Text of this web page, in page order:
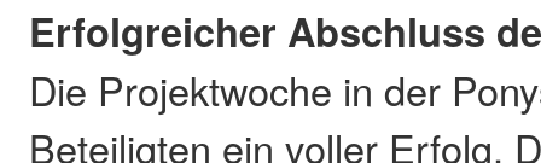
Erfolgreicher Abschluss
Die Projektwoche in der
Beteiligten ein voller Erfolg.